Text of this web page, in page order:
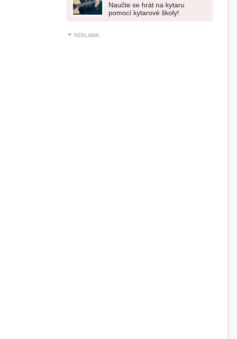
Naučte se hrát na kytaru
pomocí kytarové školy!
REKLAMA